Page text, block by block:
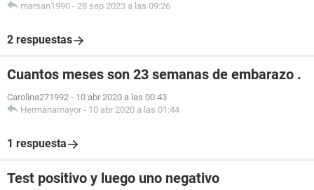
marsan1990 - 28 sep 2023 a las 09:26
2 respuestas
Cuantos meses son 23 semanas de embarazo .
Carolina271992 - 10 abr 2020 a las 00:43
Hermanamayor - 10 abr 2020 a las 01:44
1 respuesta
Test positivo y luego uno negativo